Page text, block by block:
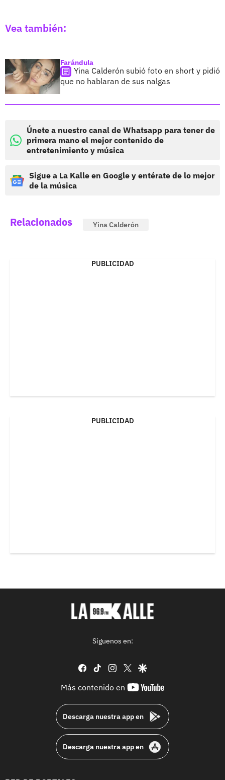
Vea también:
Farándula
Yina Calderón subió foto en short y pidió
que no hablaran de sus nalgas
Únete a nuestro canal de Whatsapp para tener de
primera mano el mejor contenido de
entretenimiento y música
Sigue a La Kalle en Google y entérate de lo mejor
de la música
Relacionados Yina Calderón
PUBLICIDAD
PUBLICIDAD
Síguenos en:
facebook
tiktok instagram
twittergoogle
Más contenido en
youtube-
Descarga nuestra app en
Descarga nuestra app en